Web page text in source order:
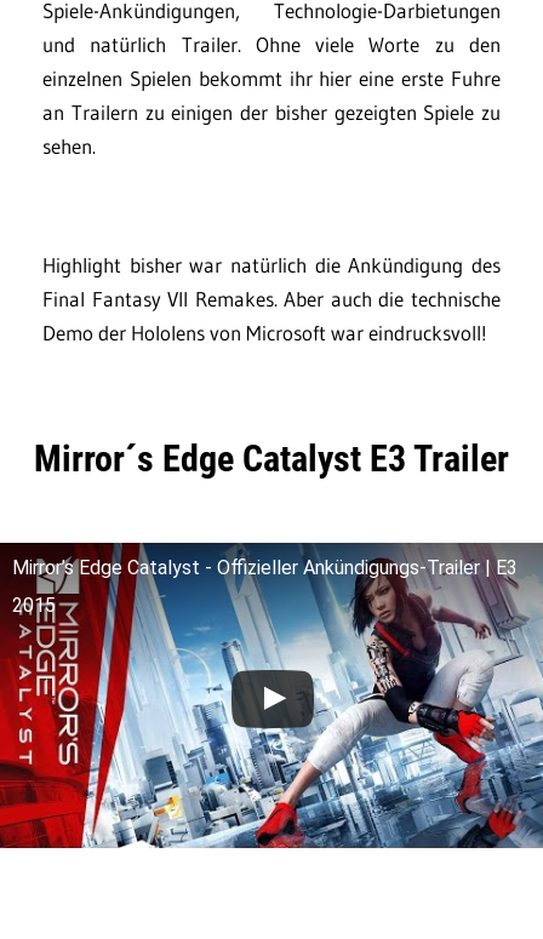
Spiele-Ankündigungen, Technologie-Darbietungen
und natürlich Trailer. Ohne viele Worte zu den
einzelnen Spielen bekommt ihr hier eine erste Fuhre
an Trailern zu einigen der bisher gezeigten Spiele zu
sehen.
Highlight bisher war natürlich die Ankündigung des
Final Fantasy VII Remakes. Aber auch die technische
Demo der Hololens von Microsoft war eindrucksvoll!
Mirror´s Edge Catalyst E3 Trailer
Mirror’s Edge Catalyst - Offizieller Ankündigungs-Trailer | E3
2015